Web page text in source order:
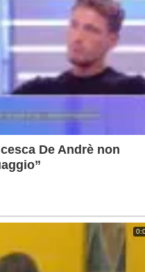
De Andrè non